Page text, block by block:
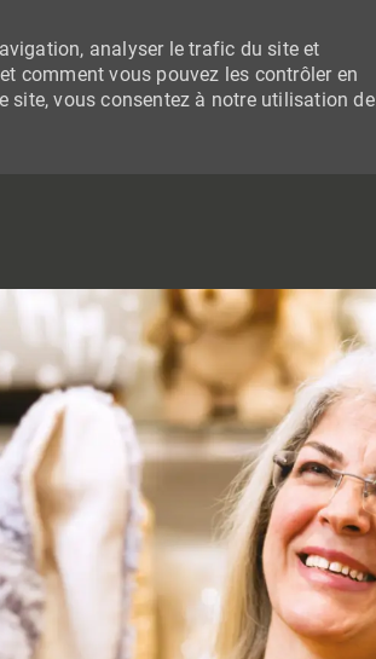
analyser le trafic du site et
comment vous pouvez les contrôler en
site, vous consentez à notre utilisation de